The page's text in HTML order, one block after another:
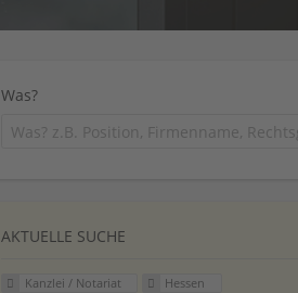
Was?
AKTUELLE SUCHE
Kanzlei / Notariat
Hessen